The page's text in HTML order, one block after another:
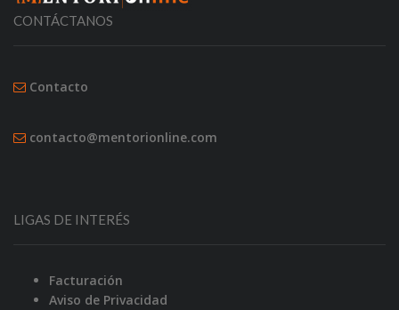
CONTÁCTANOS
Contacto
contacto@mentorionline.com
LIGAS DE INTERÉS
Facturación
Aviso de Privacidad